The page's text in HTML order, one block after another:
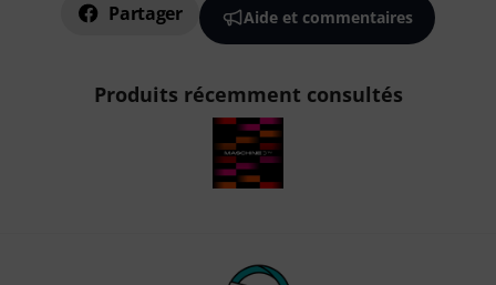
Partager Aide et commentaires
Produits récemment consultés